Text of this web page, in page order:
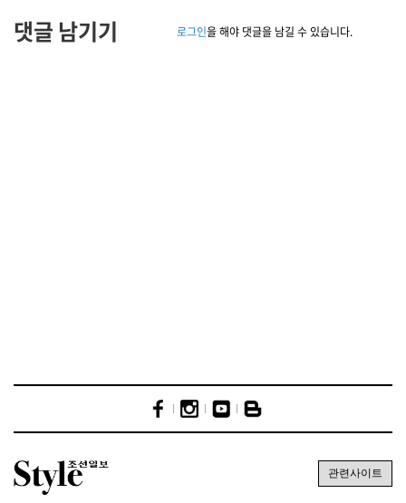
댓글 남기기 로그인을 해야 댓글을 남길 수 있습니다.